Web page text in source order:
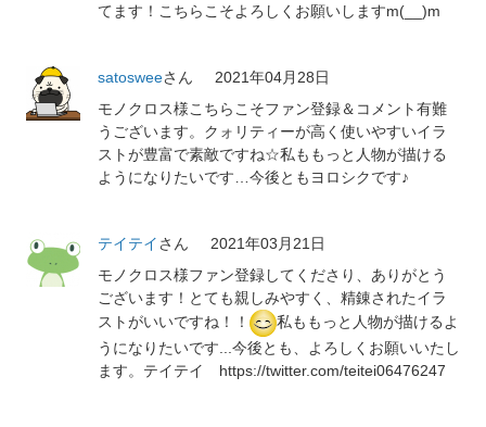
てます！こちらこそよろしくお願いしますm(__)m
satosweeさん
2021年04月28日
モノクロス様こちらこそファン登録＆コメント有難
うございます。クォリティーが高く使いやすいイラ
ストが豊富で素敵ですね☆私ももっと人物が描ける
ようになりたいです…今後ともヨロシクです♪
テイテイさん
2021年03月21日
モノクロス様ファン登録してくださり、ありがとう
ございます！とても親しみやすく、精錬されたイラ
ストがいいですね！！
私ももっと人物が描けるよ
うになりたいです...今後とも、よろしくお願いいたし
ます。テイテイ https://twitter.com/teitei06476247